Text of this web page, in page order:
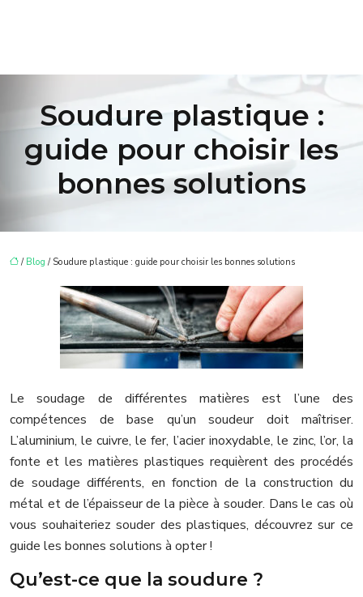
Soudure plastique :
guide pour choisir les
bonnes solutions
/ Blog / Soudure plastique : guide pour choisir les bonnes solutions
Le soudage de différentes matières est l’une des
compétences de base qu’un soudeur doit maîtriser.
L’aluminium, le cuivre, le fer, l’acier inoxydable, le zinc, l’or, la
fonte et les matières plastiques requièrent des procédés
de soudage différents, en fonction de la construction du
métal et de l’épaisseur de la pièce à souder. Dans le cas où
vous souhaiteriez souder des plastiques, découvrez sur ce
guide les bonnes solutions à opter !
Qu’est-ce que la soudure ?